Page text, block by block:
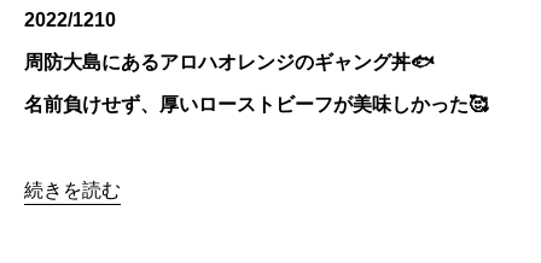
2022/1210
周防大島にあるアロハオレンジのギャング丼🐟
名前負けせず、厚いローストビーフが美味しかった🥰
続きを読む